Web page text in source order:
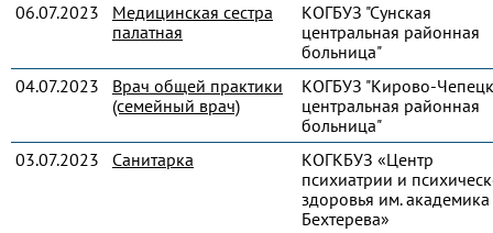
06.07.2023
Медицинская сестра
палатная
КОГБУЗ "Сунская
центральная районная
больница"
04.07.2023
Врач общей практики
(семейный врач)
КОГБУЗ "Кирово-
центральная районная
больница"
03.07.2023
Санитарка
КОГКБУЗ «Центр
психиатрии и
здоровья им.
Бехтерева»